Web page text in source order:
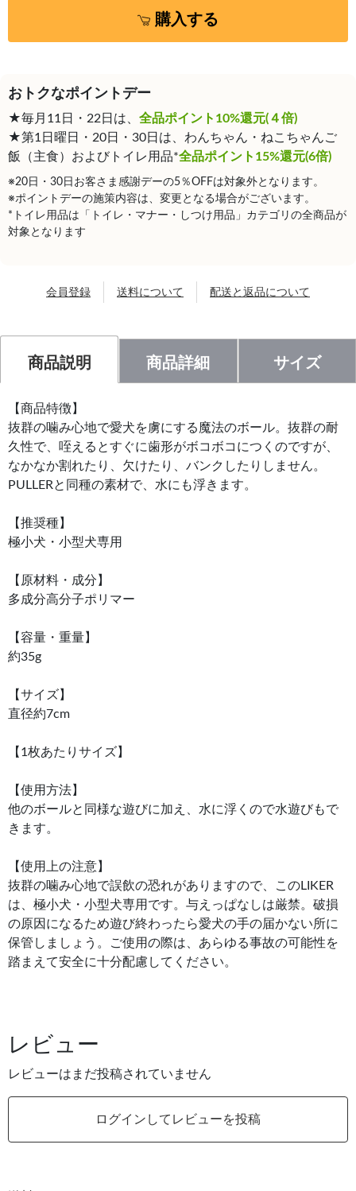
購入する
おトクなポイントデー
★毎月11日・22日は、 全品ポイント10%還元(４倍)
★第1日曜日・20日・30日は、わんちゃん・ねこちゃんご
飯（主食）およびトイレ用品*全品ポイント15%還元(6倍)
※20日・30日お客さま感謝デーの5％OFFは対象外となります。
※ポイントデーの施策内容は、変更となる場合がございます。
*トイレ用品は「トイレ・マナー・しつけ用品」カテゴリの全商品が
対象となります
会員登録 送料について 配送と返品について
商品説明 商品詳細 サイズ
【商品特徴】
抜群の噛み心地で愛犬を虜にする魔法のボール。抜群の耐
久性で、咥えるとすぐに歯形がボコボコにつくのですが、
なかなか割れたり、欠けたり、バンクしたりしません。
PULLERと同種の素材で、水にも浮きます。
【推奨種】
極小犬・小型犬専用
【原材料・成分】
多成分高分子ポリマー
【容量・重量】
約35g
【サイズ】
直径約7cm
【1枚あたりサイズ】
【使用方法】
他のボールと同様な遊びに加え、水に浮くので水遊びもで
きます。
【使用上の注意】
抜群の噛み心地で誤飲の恐れがありますので、このLIKER
は、極小犬・小型犬専用です。与えっぱなしは厳禁。破損
の原因になるため遊び終わったら愛犬の手の届かない所に
保管しましょう。ご使用の際は、あらゆる事故の可能性を
踏まえて安全に十分配慮してください。
レビュー
レビューはまだ投稿されていません
ログインしてレビューを投稿